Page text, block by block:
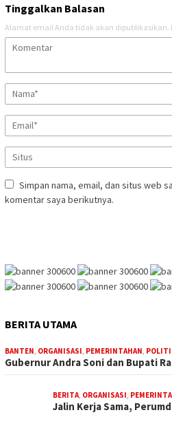
Tinggalkan Balasan
Alamat email Anda tidak akan dipublikasikan.
Simpan nama, email, dan situs web
komentar saya berikutnya.
BERITA UTAMA
BANTEN, ORGANISASI, PEMERINTAHAN,
Gubernur Andra Soni dan Bupati
BERITA, ORGANISASI,
Jalin Kerja Sama,